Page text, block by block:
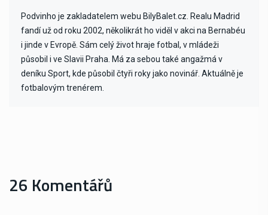
Podvinho je zakladatelem webu BilyBalet.cz. Realu Madrid
fandí už od roku 2002, několikrát ho viděl v akci na Bernabéu
i jinde v Evropě. Sám celý život hraje fotbal, v mládeži
působil i ve Slavii Praha. Má za sebou také angažmá v
deníku Sport, kde působil čtyři roky jako novinář. Aktuálně je
fotbalovým trenérem.
26 Komentářů